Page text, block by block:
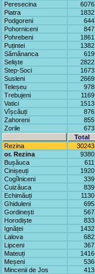
Peresecina
6076
Piatra
1832
Podgoreni
644
Pohorniceni
847
Pohrebeni
1861
Puțintei
1382
Sămănanca
619
Seliște
2822
Step-Soci
1673
Susleni
2669
Teleșeu
978
Trebujeni
1169
Vatici
1513
Vîșcăuți
876
Zahoreni
855
Zorile
673
Total
Rezina
30243
or. Rezina
9380
Bușăuca
611
Cinișeuți
1920
Cogîlniceni
339
Cuizăuca
839
Echimăuți
1130
Ghiduleni
695
Gordinești
567
Horodiște
833
Ignăței
1432
Lalova
682
Lipceni
367
Mateuți
1416
Meșeni
536
Mincenii de Jos
413